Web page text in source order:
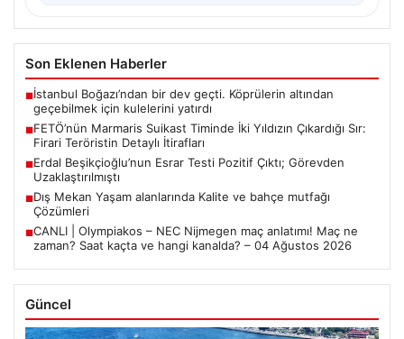
Son Eklenen Haberler
■İstanbul Boğazı’ndan bir dev geçti. Köprülerin altından
geçebilmek için kulelerini yatırdı
■FETÖ’nün Marmaris Suikast Timinde İki Yıldızın Çıkardığı Sır:
Firari Teröristin Detaylı İtirafları
■Erdal Beşikçioğlu’nun Esrar Testi Pozitif Çıktı; Görevden
Uzaklaştırılmıştı
■Dış Mekan Yaşam alanlarında Kalite ve bahçe mutfağı
Çözümleri
■CANLI | Olympiakos – NEC Nijmegen maç anlatımı! Maç ne
zaman? Saat kaçta ve hangi kanalda? – 04 Ağustos 2026
Güncel